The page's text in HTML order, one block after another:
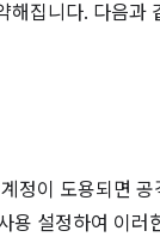
집니다. 다음과
정이 도용되면 공
용 설정하여 이러